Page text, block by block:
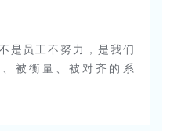
是员工不努力，是我们
被衡量、被对齐的系